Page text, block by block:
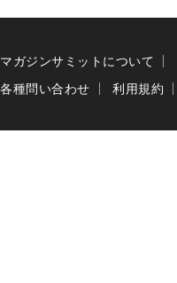
マガジンサミットについて
各種問い合わせ
利用規約